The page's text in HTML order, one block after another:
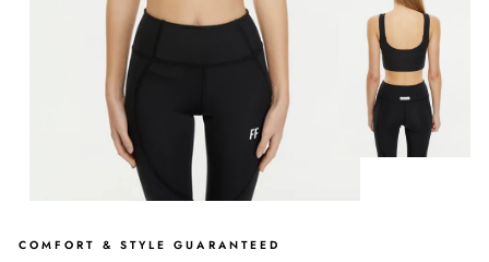
COMFORT & STYLE GUARANTEED